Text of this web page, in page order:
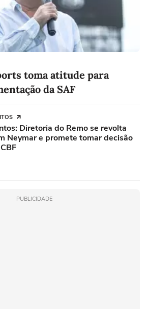
toma atitude para
da SAF
Diretoria do Remo se revolta
Neymar e promete tomar decisão
PUBLICIDADE